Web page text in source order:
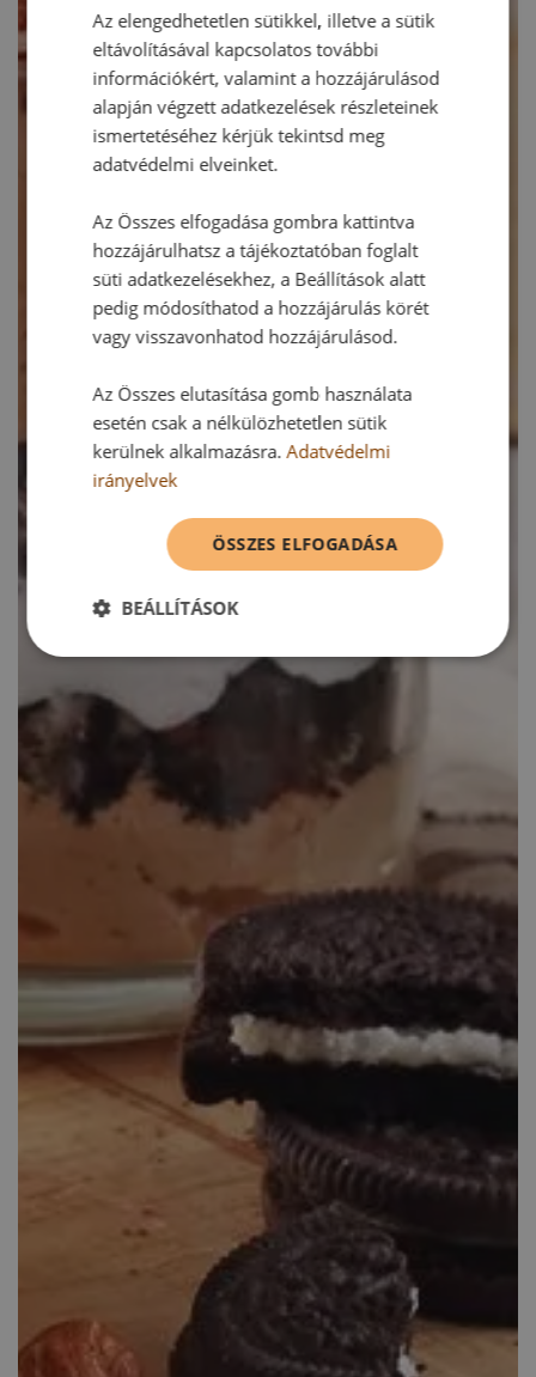
Az elengedhetetlen sütikkel, illetve a sütik
eltávolításával kapcsolatos további
információkért, valamint a hozzájárulásod
alapján végzett adatkezelések részleteinek
ismertetéséhez kérjük tekintsd meg
adatvédelmi elveinket.
Az Összes elfogadása gombra kattintva
hozzájárulhatsz a tájékoztatóban foglalt
süti adatkezelésekhez, a Beállítások alatt
pedig módosíthatod a hozzájárulás körét
vagy visszavonhatod hozzájárulásod.
Az Összes elutasítása gomb használata
esetén csak a nélkülözhetetlen sütik
kerülnek alkalmazásra.Adatvédelmi
irányelvek
ÖSSZES ELFOGADÁSA
BEÁLLÍTÁSOK